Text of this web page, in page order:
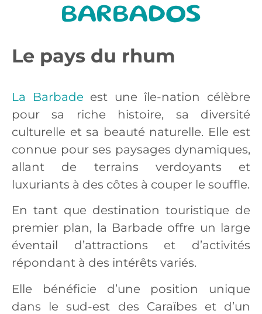
BARBADOS
Le pays du rhum
La Barbadeest une île-nation célèbre
pour sa riche histoire, sa diversité
culturelle et sa beauté naturelle. Elle est
connue pour ses paysages dynamiques,
allant de terrains verdoyants et
luxuriants à des côtes à couper le souffle.
En tant que destination touristique de
premier plan, la Barbade offre un large
éventail d’attractions et d’activités
répondant à des intérêts variés.
Elle bénéficie d’une position unique
dans le sud-est des Caraïbes et d’un